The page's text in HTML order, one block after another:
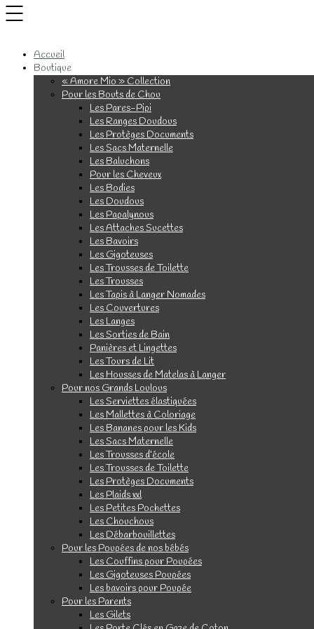
Accueil
Boutique
« Amore Mio » Collection
Pour les Bouts de Chou
Les Pares-Pipi
Les Ranges Doudous
Les Protèges Documents
Les Sacs Maternelle
Les Baluchons
Pour les Cheveux
Les Bodies
Les Doudous
Les Papalynous
Les Attaches Sucettes
Les Bavoirs
Les Gigoteuses
Les Trousses de Toilette
Les Trousses
Les Tapis à Langer Nomades
Les Couvertures
Les Langes
Les Sorties de Bain
Panières et Lingettes
Les Tours de Lit
Les Housses de Matelas à Langer
Pour nos Grands Loulous
Les Serviettes élastiquées
Les Mallettes à Coloriage
Les Bananes pour les Kids
Les Sacs Maternelle
Les Trousses d’école
Les Trousses de Toilette
Les Protèges Documents
Les Plaids xxl
Les Petites Pochettes
Les Chouchous
Les Débarbouillettes
Pour les Poupées de nos bébés
Les Couffins pour Poupées
Les Gigoteuses Poupées
Les bavoirs pour Poupée
Pour les Parents
Les Gilets